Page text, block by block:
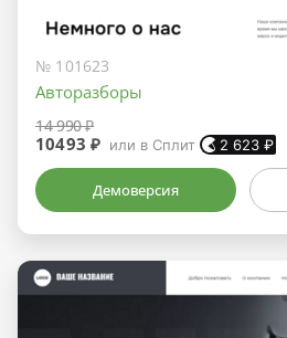
№ 101623
Авторазборы
14 990 ₽
10493 ₽ или в Сплит 2 623 ₽
Демоверсия